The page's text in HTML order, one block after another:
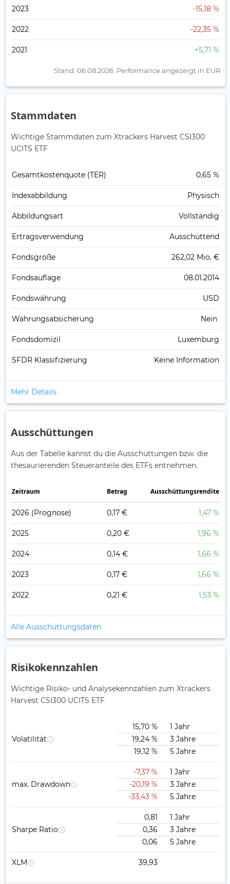
2023 -15,18 %
2022 -22,35 %
2021 +5,71 %
Stand: 06.08.2026. Performance angezeigt in EUR
Stammdaten
Wichtige Stammdaten zum Xtrackers Harvest CSI300
UCITS ETF
Gesamt­kosten­quote (TER) 0,65 %
Index­abbildung Physisch
Abbildungs­art Vollständig
Ertrags­verwendung Ausschüttend
Fonds­größe 262,02 Mio. €
Fonds­auflage 08.01.2014
Fonds­währung USD
Währungsabsicherung Nein
Fondsdomizil Luxemburg
SFDR Klassifizierung Keine Information
Mehr Details
Ausschüttungen
Aus der Tabelle kannst du die Ausschüttungen bzw. die
thesaurierenden Steueranteile des ETFs entnehmen.
Zeitraum Betrag Ausschüttungsrendite
2026 (Prognose) 0,17 € 1,47 %
2025 0,20 € 1,96 %
2024 0,14 € 1,66 %
2023 0,17 € 1,66 %
2022 0,21 € 1,53 %
Alle Ausschüttungsdaten
Risikokennzahlen
Wichtige Risiko- und Analysekennzahlen zum Xtrackers
Harvest CSI300 UCITS ETF
Volatilität
15,70 %
1 Jahr
19,24 %
3 Jahre
19,12 %
5 Jahre
max. Drawdown
-7,37 %
1 Jahr
-20,19 %
3 Jahre
-33,43 %
5 Jahre
Sharpe Ratio
0,81
1 Jahr
0,36
3 Jahre
0,06
5 Jahre
XLM 39,93